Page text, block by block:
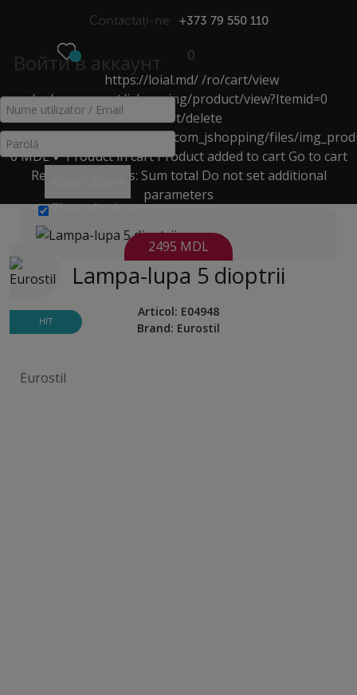
Contactați-ne: +373 79 550 110
Войти в аккаунт
Ţine-mă minte
0
https://loial.md/ /ro/cart/view
/ro/component/jshopping/product/view?Itemid=0
/ro/cart/delete
https://loial.md/components/com_jshopping/files/
0MDL✔ Product in cartProduct added to cart Go to cart
Remove
Products: Sum total Do not set additional
parameters
LĂMPI CU LUPĂ
Acasă > Catalog >
Echipamente pentru saloanele de frumusețe > lămpi cu lupă
Lampa-lupa 5 dioptrii
HIT
2495 MDL
Lampa-lupa 5 dioptrii
Articol: E04948
Brand: Eurostil
Eurostil